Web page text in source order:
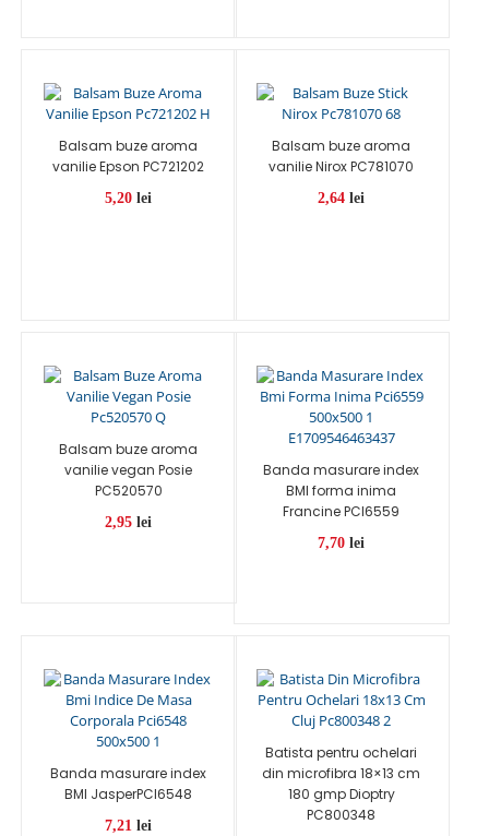
Balsam buze aroma
vanilie Epson PC721202
5,20lei
Balsam buze aroma
vanilie Nirox PC781070
2,64lei
Balsam buze aroma
vanilie vegan Posie
PC520570
2,95lei
Banda masurare index
BMI forma inima
Francine PCI6559
7,70lei
Banda masurare index
BMI JasperPCI6548
7,21lei
Batista pentru ochelari
din microfibra 18×13 cm
180 gmp Dioptry
PC800348